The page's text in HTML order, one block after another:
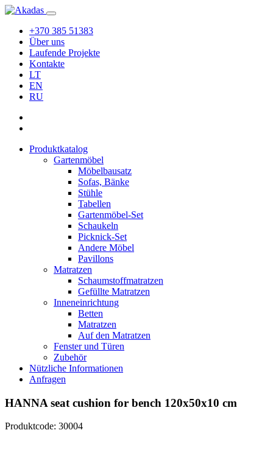
+370 385 51383
Über uns
Laufende Projekte
Kontakte
LT
EN
RU
Produktkatalog
Gartenmöbel
Möbelbausatz
Sofas, Bänke
Stühle
Tabellen
Gartenmöbel-Set
Schaukeln
Picknick-Set
Andere Möbel
Pavillons
Matratzen
Schaumstoffmatratzen
Gefüllte Matratzen
Inneneinrichtung
Betten
Matratzen
Auf den Matratzen
Fenster und Türen
Zubehör
Nützliche Informationen
Anfragen
HANNA seat cushion for bench 120x50x10 cm
Produktcode: 30004